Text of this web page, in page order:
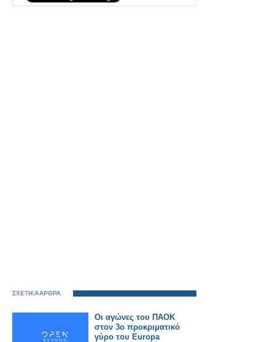
ΣΧΕΤΙΚΑ ΑΡΘΡΑ
Οι αγώνες του ΠΑΟΚ
στον 3ο προκριματικό
γύρο του Europa